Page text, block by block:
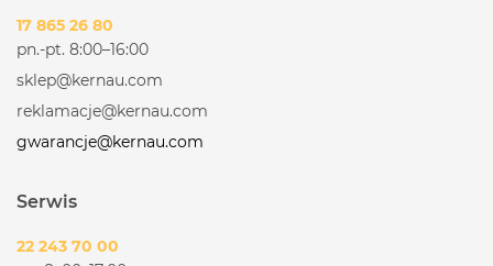
17 865 26 80
pn.-pt. 8:00–16:00
sklep@kernau.com
reklamacje@kernau.com
gwarancje@kernau.com
Serwis
22 243 70 00